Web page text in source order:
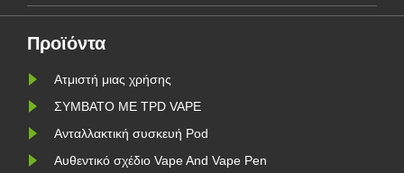
περιοχ......
Προϊόντα
Ατμιστή μιας χρήσης
ΣΥΜΒΑΤΟ ΜΕ TPD VAPE
Ανταλλακτική συσκευή Pod
Αυθεντικό σχέδιο Vape And Vape Pen